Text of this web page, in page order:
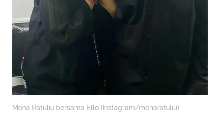
Mona Ratuliu bersama Ello (Instagram/monaratuliu)